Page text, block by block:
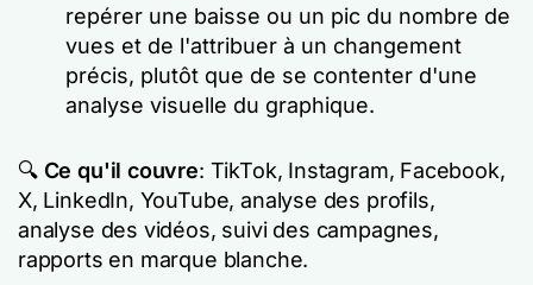
repérer une baisse ou un pic du nombre de
vues et de l'attribuer à un changement
précis, plutôt que de se contenter d'une
analyse visuelle du graphique.
🔍 Ce qu'il couvre: TikTok, Instagram, Facebook,
X, LinkedIn, YouTube, analyse des profils,
analyse des vidéos, suivi des campagnes,
rapports en marque blanche.